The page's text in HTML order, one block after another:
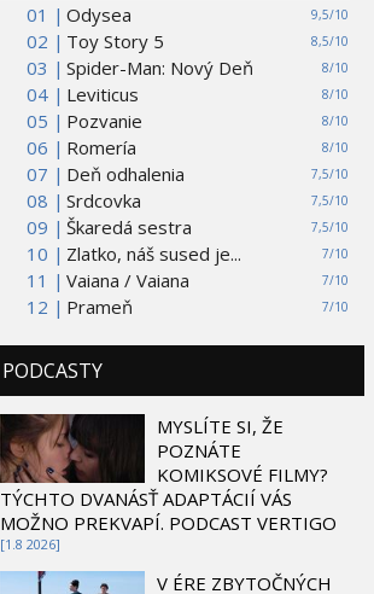
01 | 9,5/10
Odysea
02 |
8,5/10
Toy Story 5
03 |
8/10
Spider-Man: Nový Deň
04 |
8/10
Leviticus
05 |
8/10
Pozvanie
06 |
8/10
Romería
07 |
7,5/10
Deň odhalenia
08 |
7,5/10
Srdcovka
09 |
7,5/10
Škaredá sestra
10 |
7/10
Zlatko, náš sused je...
11 |
7/10
Vaiana / Vaiana
12 |
7/10
Prameň
PODCASTY
MYSLÍTE SI, ŽE
POZNÁTE
KOMIKSOVÉ FILMY?
TÝCHTO DVANÁSŤ ADAPTÁCIÍ VÁS
MOŽNO PREKVAPÍ. PODCAST VERTIGO
[1.8 2026]
V ÉRE ZBYTOČNÝCH